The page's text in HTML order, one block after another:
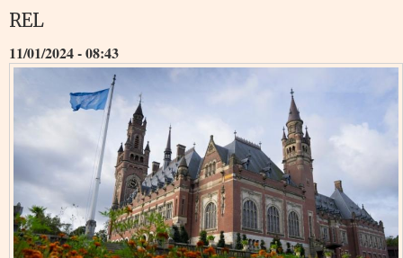
REL
11/01/2024 - 08:43